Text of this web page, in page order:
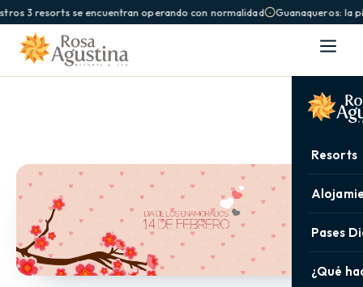
3 resorts se encuentran operando con normalidad Guanaqueros: la
Resorts
Pases
¿Qué